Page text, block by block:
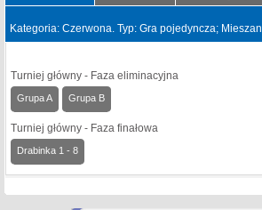
Kategoria: Czerwona. Typ: Gra pojedyncza;
Turniej główny - Faza eliminacyjna
Grupa A Grupa B
Turniej główny - Faza finałowa
Drabinka 1 - 8